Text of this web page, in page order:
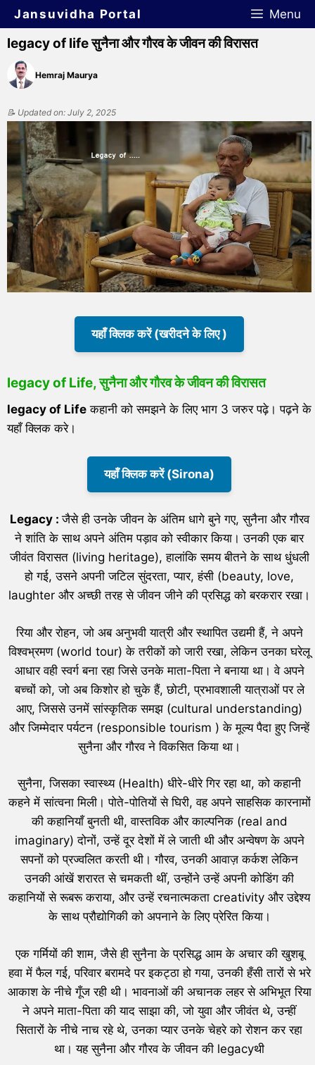
Jansuvidha Portal Menu
legacy of life सुनैना और गौरव के जीवन की विरासत
Hemraj Maurya
📝 Updated on: July 2, 2025
यहाँ क्लिक करें (खरीदने के लिए )
legacy of Life,सुनैना और गौरव के जीवन की विरासत
legacy of Life कहानी को समझने के लिए भाग 3 जरुर पढ़े। पढ़ने के
यहाँ क्लिक करे।
यहाँ क्लिक करें (Sirona)
Legacy :जैसे ही उनके जीवन के अंतिम धागे बुने गए, सुनैना और गौरव
ने शांति के साथ अपने अंतिम पड़ाव को स्वीकार किया। उनकी एक बार
जीवंत विरासत (living heritage), हालांकि समय बीतने के साथ धुंधली
हो गई, उसने अपनी जटिल सुंदरता, प्यार, हंसी (beauty, love,
laughter और अच्छी तरह से जीवन जीने की प्रसिद्ध को बरकरार रखा।
रिया और रोहन, जो अब अनुभवी यात्री और स्थापित उद्यमी हैं, ने अपने
विश्वभ्रमण (world tour) के तरीकों को जारी रखा, लेकिन उनका घरेलू
आधार वही स्वर्ग बना रहा जिसे उनके माता-पिता ने बनाया था। वे अपने
बच्चों को, जो अब किशोर हो चुके हैं, छोटी, प्रभावशाली यात्राओं पर ले
आए, जिससे उनमें सांस्कृतिक समझ (cultural understanding)
और जिम्मेदार पर्यटन (responsible tourism ) के मूल्य पैदा हुए जिन्हें
सुनैना और गौरव ने विकसित किया था।
सुनैना, जिसका स्वास्थ्य (Health) धीरे-धीरे गिर रहा था, को कहानी
कहने में सांत्वना मिली। पोते-पोतियों से घिरी, वह अपने साहसिक कारनामों
की कहानियाँ बुनती थी, वास्तविक और काल्पनिक (real and
imaginary) दोनों, उन्हें दूर देशों में ले जाती थी और अन्वेषण के अपने
सपनों को प्रज्वलित करती थी। गौरव, उनकी आवाज़ कर्कश लेकिन
उनकी आंखें शरारत से चमकती थीं, उन्होंने उन्हें अपनी कोडिंग की
कहानियों से रूबरू कराया, और उन्हें रचनात्मकता creativity और उद्देश्य
के साथ प्रौद्योगिकी को अपनाने के लिए प्रेरित किया।
एक गर्मियों की शाम, जैसे ही सुनैना के प्रसिद्ध आम के अचार की खुशबू
हवा में फैल गई, परिवार बरामदे पर इकट्ठा हो गया, उनकी हँसी तारों से भरे
आकाश के नीचे गूँज रही थी। भावनाओं की अचानक लहर से अभिभूत रिया
ने अपने माता-पिता की याद साझा की, जो युवा और जीवंत थे, उन्हीं
सितारों के नीचे नाच रहे थे, उनका प्यार उनके चेहरे को रोशन कर रहा
था। यह सुनैना और गौरव के जीवन की legacyथी